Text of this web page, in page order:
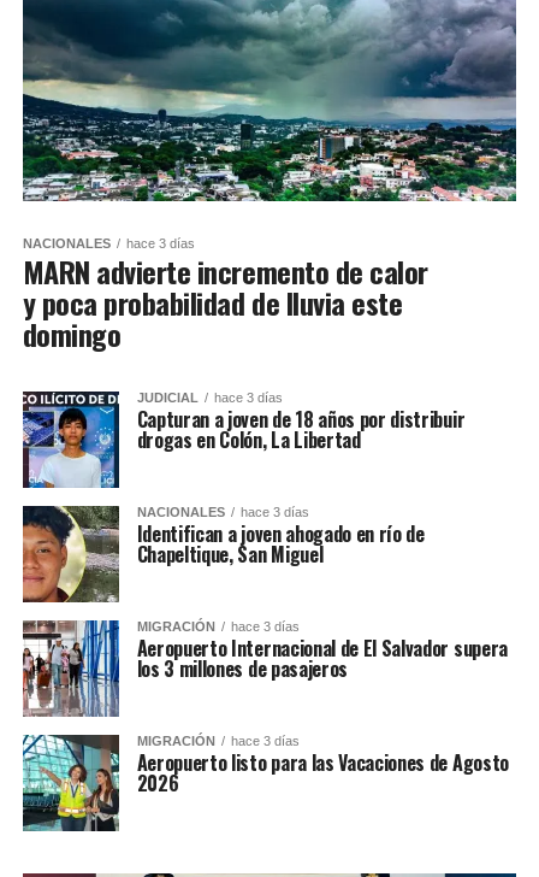
NACIONALES hace 3 días
MARN advierte incremento de calor
y poca probabilidad de lluvia este
domingo
JUDICIAL hace 3 días
Capturan a joven de 18 años por distribuir
drogas en Colón, La Libertad
NACIONALES hace 3 días
Identifican a joven ahogado en río de
Chapeltique, San Miguel
MIGRACIÓN hace 3 días
Aeropuerto Internacional de El Salvador supera
los 3 millones de pasajeros
MIGRACIÓN hace 3 días
Aeropuerto listo para las Vacaciones de Agosto
2026